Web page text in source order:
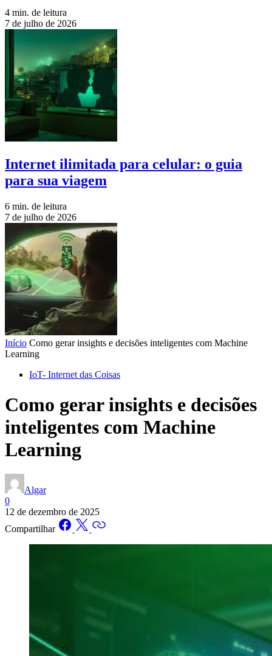
4 min. de leitura
7 de julho de 2026
Internet ilimitada para celular: o guia
para sua viagem
6 min. de leitura
7 de julho de 2026
Início Como gerar insights e decisões inteligentes com Machine
Learning
IoT- Internet das Coisas
Como gerar insights e decisões
inteligentes com Machine
Learning
Algar
0
12 de dezembro de 2025
Compartilhar